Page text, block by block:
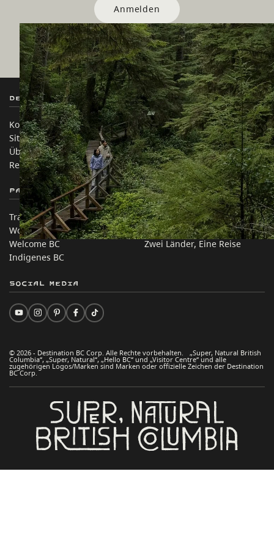
Anmelden
Destination BC
Kontakt
Sitemap
Über uns
Rechtliches & Richtlinien
Unsere Websites
Reisebranche
Medien
Unternehmen
简体中文 – China
Partnerseiten
Trade & Invest BC
Work BC
Welcome BC
Indigenes BC
Auf dieser Website
Reisevorschläge
Praktische Tipps
Zwei Länder, Eine Reise
© 2026 - Destination BC Corp. Alle Rechte vorbehalten. „Super, Natural British
Columbia“, „Super, Natural“, „Hello BC“ und „Visitor Centre“ und alle
zugehörigen Logos/Marken sind Marken oder offizielle Zeichen der Destination
BC Corp.
Social Media